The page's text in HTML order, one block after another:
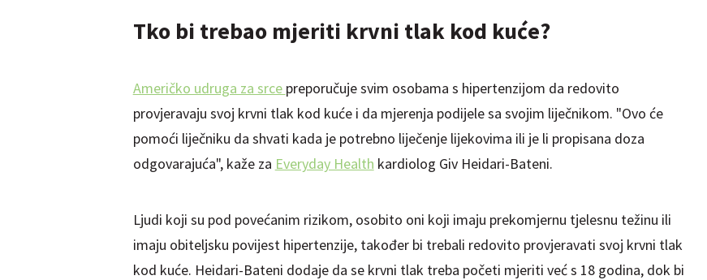
Tko bi trebao mjeriti krvni tlak kod kuće?
Američko udruga za srce preporučuje svim osobama s hipertenzijom da redovito
provjeravaju svoj krvni tlak kod kuće i da mjerenja podijele sa svojim liječnikom. "Ovo će
pomoći liječniku da shvati kada je potrebno liječenje lijekovima ili je li propisana doza
odgovarajuća", kaže za Everyday Health kardiolog Giv Heidari-Bateni.
Ljudi koji su pod povećanim rizikom, osobito oni koji imaju prekomjernu tjelesnu težinu ili
imaju obiteljsku povijest hipertenzije, također bi trebali redovito provjeravati svoj krvni tlak
kod kuće. Heidari-Bateni dodaje da se krvni tlak treba početi mjeriti već s 18 godina, dok bi